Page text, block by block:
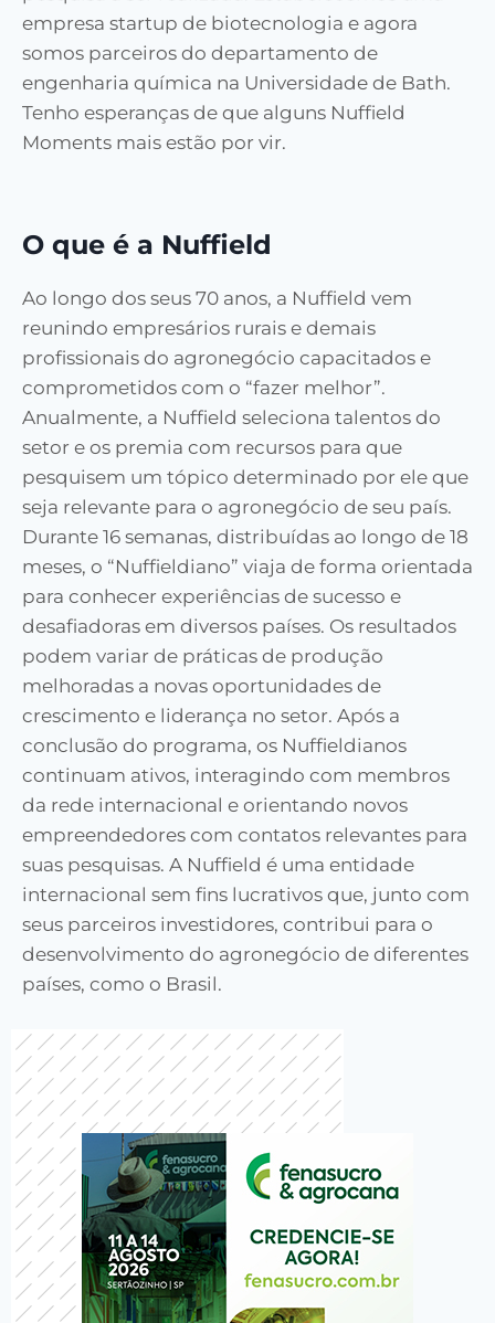
empresa startup de biotecnologia e agora
somos parceiros do departamento de
engenharia química na Universidade de Bath.
Tenho esperanças de que alguns Nuffield
Moments mais estão por vir.
O que é a Nuffield
Ao longo dos seus 70 anos, a Nuffield vem
reunindo empresários rurais e demais
profissionais do agronegócio capacitados e
comprometidos com o “fazer melhor”.
Anualmente, a Nuffield seleciona talentos do
setor e os premia com recursos para que
pesquisem um tópico determinado por ele que
seja relevante para o agronegócio de seu país.
Durante 16 semanas, distribuídas ao longo de 18
meses, o “Nuffieldiano” viaja de forma orientada
para conhecer experiências de sucesso e
desafiadoras em diversos países. Os resultados
podem variar de práticas de produção
melhoradas a novas oportunidades de
crescimento e liderança no setor. Após a
conclusão do programa, os Nuffieldianos
continuam ativos, interagindo com membros
da rede internacional e orientando novos
empreendedores com contatos relevantes para
suas pesquisas. A Nuffield é uma entidade
internacional sem fins lucrativos que, junto com
seus parceiros investidores, contribui para o
desenvolvimento do agronegócio de diferentes
países, como o Brasil.